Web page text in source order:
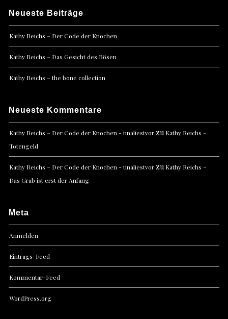
Neueste Beiträge
Kathy Reichs – Der Code der Knochen
Kathy Reichs – Das Gesicht des Bösen
Kathy Reichs – the bone collection
Neueste Kommentare
Kathy Reichs – Der Code der Knochen - tinaliestvorzu Kathy Reichs –
Totengeld
Kathy Reichs – Der Code der Knochen - tinaliestvorzu Kathy Reichs –
Das Grab ist erst der Anfang
Meta
Anmelden
Eintrags-Feed
Kommentar-Feed
WordPress.org